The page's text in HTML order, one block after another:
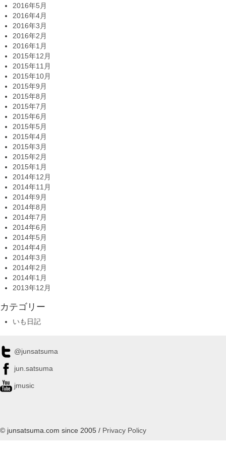
2016年5月
2016年4月
2016年3月
2016年2月
2016年1月
2015年12月
2015年11月
2015年10月
2015年9月
2015年8月
2015年7月
2015年6月
2015年5月
2015年4月
2015年3月
2015年2月
2015年1月
2014年12月
2014年11月
2014年9月
2014年8月
2014年7月
2014年6月
2014年5月
2014年4月
2014年3月
2014年2月
2014年1月
2013年12月
カテゴリー
いも日記
@junsatsuma
jun.satsuma
jmusic
© junsatsuma.com since 2005 / Privacy Policy